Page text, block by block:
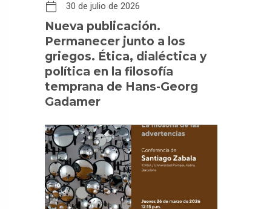
30 de julio de 2026
Nueva publicación.
Permanecer junto a los
griegos. Ética, dialéctica y
política en la filosofía
temprana de Hans-Georg
Gadamer